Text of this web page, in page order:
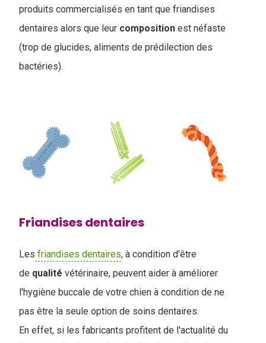
produits commercialisés en tant que friandises
dentaires alors que leur composition est néfaste
(trop de glucides, aliments de prédilection des
bactéries).
Friandises dentaires
Les friandises dentaires, à condition d'être
de qualité vétérinaire, peuvent aider à améliorer
l'hygiène buccale de votre chien à condition de ne
pas être la seule option de soins dentaires.
En effet, si les fabricants profitent de l'actualité du